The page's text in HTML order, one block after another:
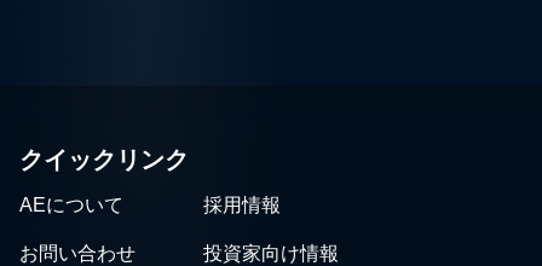
クイックリンク
AEについて 採用情報
お問い合わせ 投資家向け情報